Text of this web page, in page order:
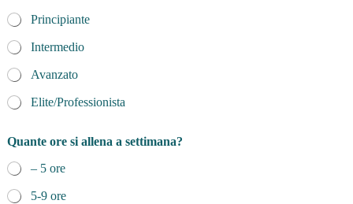
Principiante
Intermedio
Avanzato
Elite/Professionista
Quante ore si allena a settimana?
– 5 ore
5-9 ore